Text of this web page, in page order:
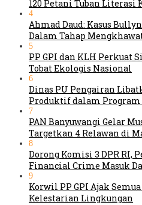
120 Petani Tuban Literasi
4
Ahmad Daud: Kasus
Dalam Tahap
5
PP GPI dan KLH Perkuat
Tobat Ekologis Nasional
6
Dinas PU Pengairan
Produktif dalam Program
7
PAN Banyuwangi Gelar
Targetkan 4 Relawan di
8
Dorong Komisi 3 DPR RI,
Financial Crime Masuk
9
Korwil PP GPI Ajak
Kelestarian Lingkungan